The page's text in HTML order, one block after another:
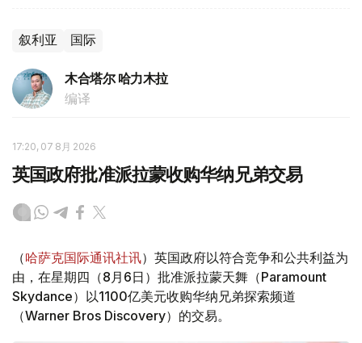
叙利亚 国际
木合塔尔 哈力木拉
编译
17:20, 07 8月 2026
英国政府批准派拉蒙收购华纳兄弟交易
（哈萨克国际通讯社讯）英国政府以符合竞争和公共利益为
由，在星期四（8月6日）批准派拉蒙天舞（Paramount
Skydance）以1100亿美元收购华纳兄弟探索频道
（Warner Bros Discovery）的交易。